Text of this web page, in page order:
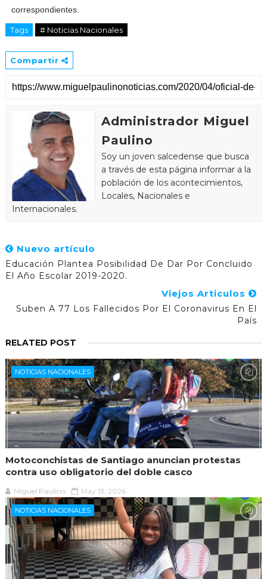
correspondientes.
Tags # Noticias Nacionales
Compartir
Administrador Miguel
Paulino
Soy un joven salcedense que busca
a través de esta página informar a la
población de los acontecimientos,
Locales, Nacionales e
Internacionales.
Nuevo artículo
Educación Plantea Posibilidad De Dar Por Concluido
El Año Escolar 2019-2020.
Viejos Articulos
Suben A 77 Los Fallecidos Por El Coronavirus En El
País
RELATED POST
NOTICIAS NACIONALES
Motoconchistas de Santiago anuncian protestas
contra uso obligatorio del doble casco
Miguel Paulino May 13, 2026
NOTICIAS NACIONALES